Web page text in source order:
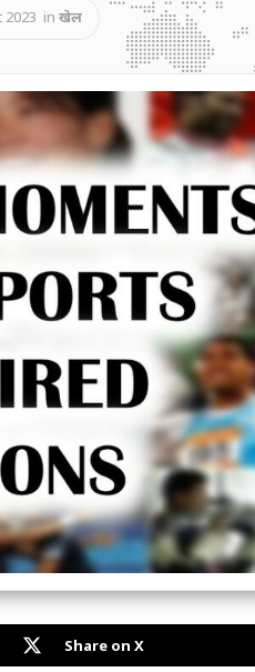
2023 in खेल
Share on X